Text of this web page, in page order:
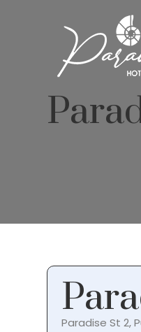
Paradise St 2,